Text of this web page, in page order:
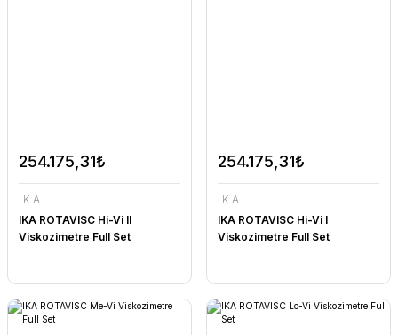
254.175,31₺
IKA
IKA ROTAVISC Hi-Vi II
Viskozimetre Full Set
254.175,31₺
IKA
IKA ROTAVISC Hi-Vi I
Viskozimetre Full Set